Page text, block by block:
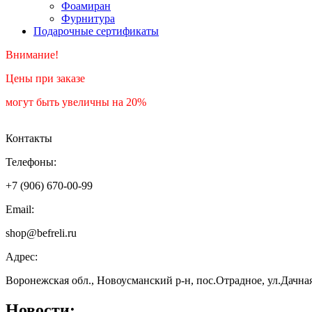
Фоамиран
Фурнитура
Подарочные сертификаты
Внимание!
Цены при заказе
могут быть увеличны на 20%
Контакты
Телефоны:
+7 (906) 670-00-99
Email:
shop@befreli.ru
Адрес:
Воронежская обл., Новоусманский р-н, пос.Отрадное,